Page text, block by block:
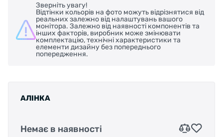
Зверніть увагу!
Відтінки кольорів на фото можуть відрізнятися від
реальних залежно від налаштувань вашого
монітора. Залежно від наявності компонентів та
інших факторів, виробник може змінювати
комплектацію, технічні характеристики та
елементи дизайну без попереднього
попередження.
АЛІНКА
Немає в наявності